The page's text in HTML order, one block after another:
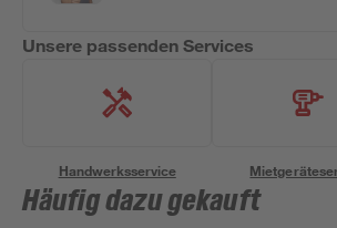
Unsere passenden Services
Handwerksservice
Häufig dazu gekauft